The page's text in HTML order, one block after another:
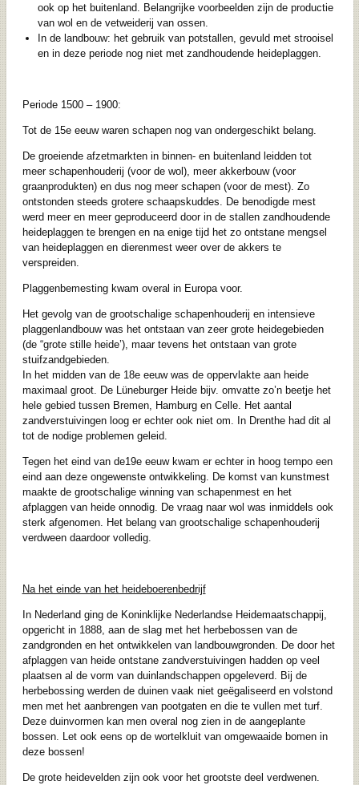
ook op het buitenland. Belangrijke voorbeelden zijn de productie
van wol en de vetweiderij van ossen.
In de landbouw: het gebruik van potstallen, gevuld met strooisel
en in deze periode nog niet met zandhoudende heideplaggen.
Periode 1500 – 1900:
Tot de 15e eeuw waren schapen nog van ondergeschikt belang.
De groeiende afzetmarkten in binnen- en buitenland leidden tot
meer schapenhouderij (voor de wol), meer akkerbouw (voor
graanprodukten) en dus nog meer schapen (voor de mest). Zo
ontstonden steeds grotere schaapskuddes. De benodigde mest
werd meer en meer geproduceerd door in de stallen zandhoudende
heideplaggen te brengen en na enige tijd het zo ontstane mengsel
van heideplaggen en dierenmest weer over de akkers te
verspreiden.
Plaggenbemesting kwam overal in Europa voor.
Het gevolg van de grootschalige schapenhouderij en intensieve
plaggenlandbouw was het ontstaan van zeer grote heidegebieden
(de “grote stille heide’), maar tevens het ontstaan van grote
stuifzandgebieden.
In het midden van de 18e eeuw was de oppervlakte aan heide
maximaal groot. De Lüneburger Heide bijv. omvatte zo’n beetje het
hele gebied tussen Bremen, Hamburg en Celle. Het aantal
zandverstuivingen loog er echter ook niet om. In Drenthe had dit al
tot de nodige problemen geleid.
Tegen het eind van de19e eeuw kwam er echter in hoog tempo een
eind aan deze ongewenste ontwikkeling. De komst van kunstmest
maakte de grootschalige winning van schapenmest en het
afplaggen van heide onnodig. De vraag naar wol was inmiddels ook
sterk afgenomen. Het belang van grootschalige schapenhouderij
verdween daardoor volledig.
Na het einde van het heideboerenbedrijf
In Nederland ging de Koninklijke Nederlandse Heidemaatschappij,
opgericht in 1888, aan de slag met het herbebossen van de
zandgronden en het ontwikkelen van landbouwgronden. De door het
afplaggen van heide ontstane zandverstuivingen hadden op veel
plaatsen al de vorm van duinlandschappen opgeleverd. Bij de
herbebossing werden de duinen vaak niet geëgaliseerd en volstond
men met het aanbrengen van pootgaten en die te vullen met turf.
Deze duinvormen kan men overal nog zien in de aangeplante
bossen. Let ook eens op de wortelkluit van omgewaaide bomen in
deze bossen!
De grote heidevelden zijn ook voor het grootste deel verdwenen.